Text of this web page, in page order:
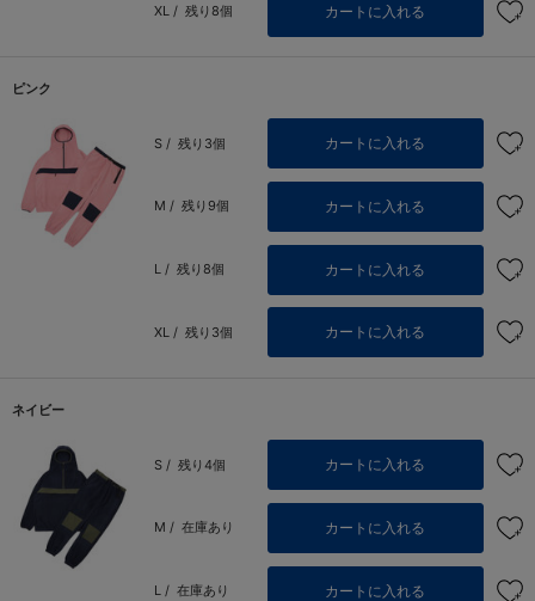
XL / 残り8個 カートに入れる
ピンク
S / 残り3個 カートに入れる
M / 残り9個 カートに入れる
L / 残り8個 カートに入れる
XL / 残り3個 カートに入れる
ネイビー
S / 残り4個 カートに入れる
M / 在庫あり カートに入れる
L / 在庫あり カートに入れる